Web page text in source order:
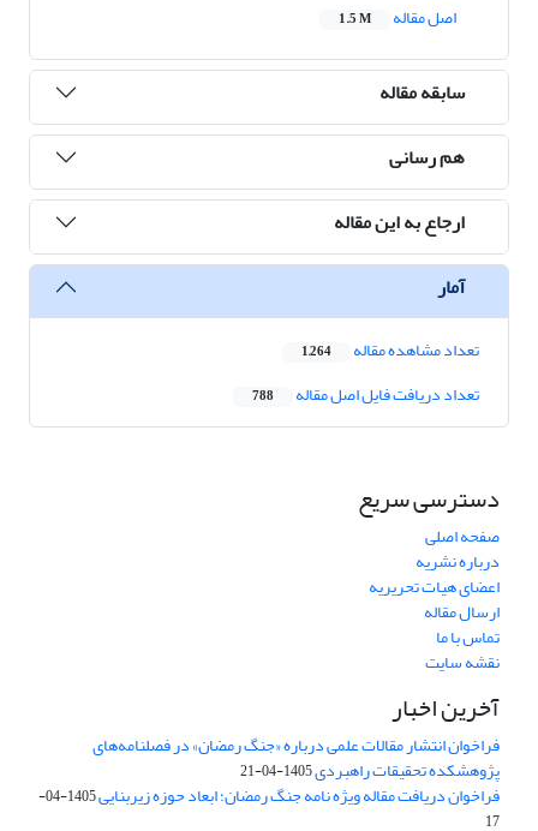
اصل مقاله
1.5 M
سابقه مقاله
هم رسانی
ارجاع به این مقاله
آمار
تعداد مشاهده مقاله 1,264
تعداد دریافت فایل اصل مقاله 788
دسترسی سریع
صفحه اصلی
درباره نشریه
اعضای هیات تحریریه
ارسال مقاله
تماس با ما
نقشه سایت
آخرین اخبار
فراخوان انتشار مقالات علمی درباره «جنگ رمضان» در فصلنامه‌های
پژوهشکده تحقیقات راهبردی1405-04-21
فراخوان دریافت مقاله ویژه نامه جنگ رمضان؛ ابعاد حوزه زیربنایی
1405-04-
17